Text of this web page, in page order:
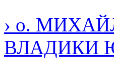
› о.
ВЛАДИКИ